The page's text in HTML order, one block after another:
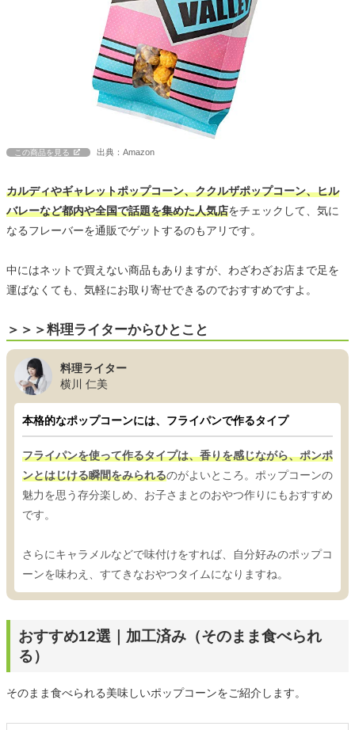
この商品を見る 出典：Amazon
カルディやギャレットポップコーン、ククルザポップコーン、ヒル
バレーなど都内や全国で話題を集めた人気店をチェックして、気に
なるフレーバーを通販でゲットするのもアリです。
中にはネットで買えない商品もありますが、わざわざお店まで足を
運ばなくても、気軽にお取り寄せできるのでおすすめですよ。
＞＞＞料理ライターからひとこと
料理ライター
横川 仁美
本格的なポップコーンには、フライパンで作るタイプ
フライパンを使って作るタイプは、香りを感じながら、ポンポ
ンとはじける瞬間をみられるのがよいところ。ポップコーンの
魅力を思う存分楽しめ、お子さまとのおやつ作りにもおすすめ
です。
さらにキャラメルなどで味付けをすれば、自分好みのポップコ
ーンを味わえ、すてきなおやつタイムになりますね。
おすすめ12選｜加工済み（そのまま食べられ
る）
そのまま食べられる美味しいポップコーンをご紹介します。